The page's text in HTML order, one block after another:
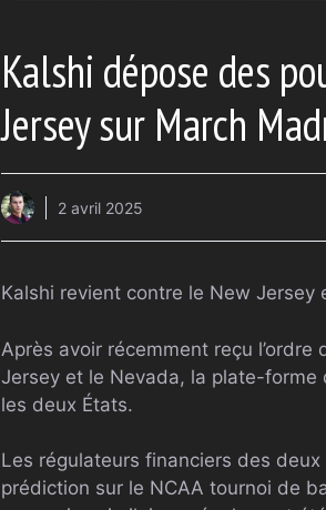
Kalshi dépose des
Jersey sur March
2 avril 2025
Kalshi revient contre le New Jersey
Après avoir récemment reçu
Jersey et le Nevada, la plate-forme
les deux États.
Les régulateurs financiers des
prédiction sur le NCAA tournoi de